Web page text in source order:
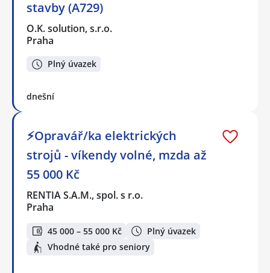
stavby (A729)
O.K. solution, s.r.o.
Praha
Plný úvazek
dnešní
⚡Opravář/ka elektrických
strojů - víkendy volné, mzda až
55 000 Kč
RENTIA S.A.M., spol. s r.o.
Praha
45 000 – 55 000 Kč
Plný úvazek
Vhodné také pro seniory